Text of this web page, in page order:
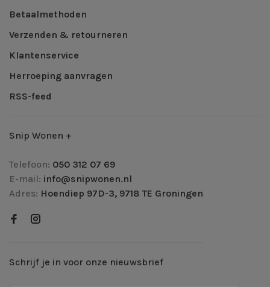
Betaalmethoden
Verzenden & retourneren
Klantenservice
Herroeping aanvragen
RSS-feed
Snip Wonen +
Telefoon: 050 312 07 69
E-mail: info@snipwonen.nl
Adres: Hoendiep 97D-3, 9718 TE Groningen
Schrijf je in voor onze nieuwsbrief